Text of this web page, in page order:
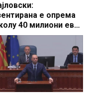
е опрема
40 милиони евра
пакети за
на